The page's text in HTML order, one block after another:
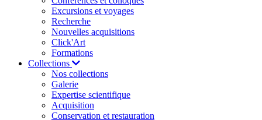
Excursions et voyages
Recherche
Nouvelles acquisitions
Click'Art
Formations
Collections
Nos collections
Galerie
Expertise scientifique
Acquisition
Conservation et restauration